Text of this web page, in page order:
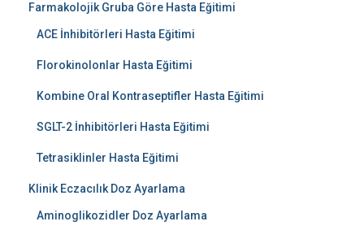
Farmakolojik Gruba Göre Hasta Eğitimi
ACE İnhibitörleri Hasta Eğitimi
Florokinolonlar Hasta Eğitimi
Kombine Oral Kontraseptifler Hasta Eğitimi
SGLT-2 İnhibitörleri Hasta Eğitimi
Tetrasiklinler Hasta Eğitimi
Klinik Eczacılık Doz Ayarlama
Aminoglikozidler Doz Ayarlama